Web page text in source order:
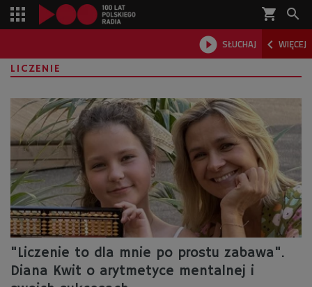
shopping_cart 
 SŁUCHAJ  WIĘCEJ

LICZENIE
"Liczenie to dla mnie po prostu zabawa".
Diana Kwit o arytmetyce mentalnej i